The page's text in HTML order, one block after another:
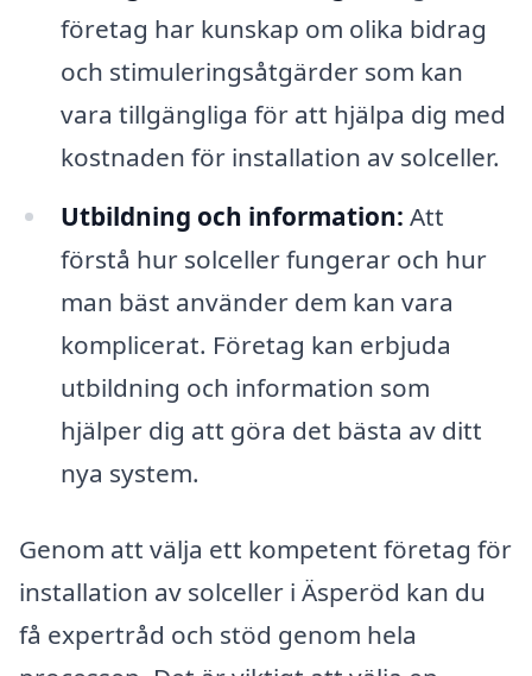
företag har kunskap om olika bidrag
och stimuleringsåtgärder som kan
vara tillgängliga för att hjälpa dig med
kostnaden för installation av solceller.
Utbildning och information: Att
förstå hur solceller fungerar och hur
man bäst använder dem kan vara
komplicerat. Företag kan erbjuda
utbildning och information som
hjälper dig att göra det bästa av ditt
nya system.
Genom att välja ett kompetent företag för
installation av solceller i Äsperöd kan du
få expertråd och stöd genom hela